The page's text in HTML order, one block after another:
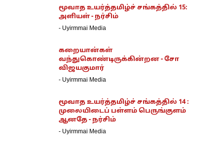
மூவாத உயர்த்தமிழ்ச் சங்கத்தில் 15:
அளியள் - நர்சிம்
- Uyirmmai Media
கறையான்கள்
வந்துகொண்டிருக்கின்றன - சோ
விஜயகுமார்
- Uyirmmai Media
மூவாத உயர்த்தமிழ்ச் சங்கத்தில் 14 :
முலையிடைப் பள்ளம் பெருங்குளம்
ஆனதே - நர்சிம்
- Uyirmmai Media